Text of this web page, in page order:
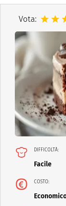
Vota:
DIFFICOLTÀ:
Facile
COSTO: